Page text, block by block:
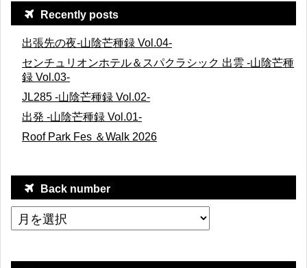
Recently posts
出張先の夜-山陰芒種録 Vol.04-
センチュリオンホテル＆スパクラシック 出雲 -山陰芒種
録 Vol.03-
JL285 -山陰芒種録 Vol.02-
出発 -山陰芒種録 Vol.01-
Roof Park Fes ＆Walk 2026
Back number